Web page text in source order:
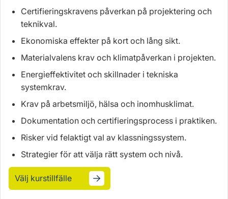
Certifieringskravens påverkan på projektering och
teknikval.
Ekonomiska effekter på kort och lång sikt.
Materialvalens krav och klimatpåverkan i projekten.
Energieffektivitet och skillnader i tekniska
systemkrav.
Krav på arbetsmiljö, hälsa och inomhusklimat.
Dokumentation och certifieringsprocess i praktiken.
Risker vid felaktigt val av klassningssystem.
Strategier för att välja rätt system och nivå.
Välj kurstillfälle